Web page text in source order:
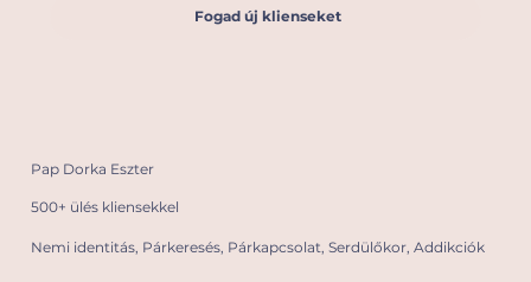
Fogad új klienseket
Pap Dorka Eszter
500+ ülés kliensekkel
Nemi identitás, Párkeresés, Párkapcsolat, Serdülőkor, Addikciók